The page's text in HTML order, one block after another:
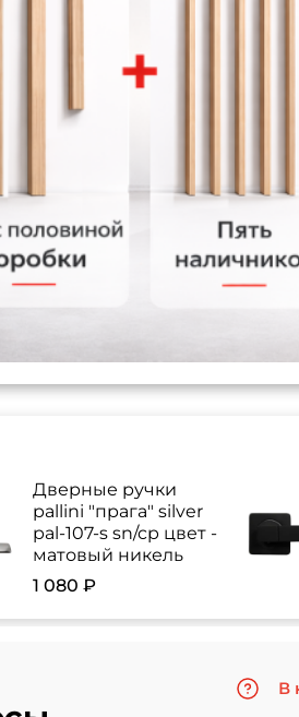
Дверные ручки
pallini "прага" silver
pal-107-s sn/cp цвет -
матовый никель
1 080 ₽
В